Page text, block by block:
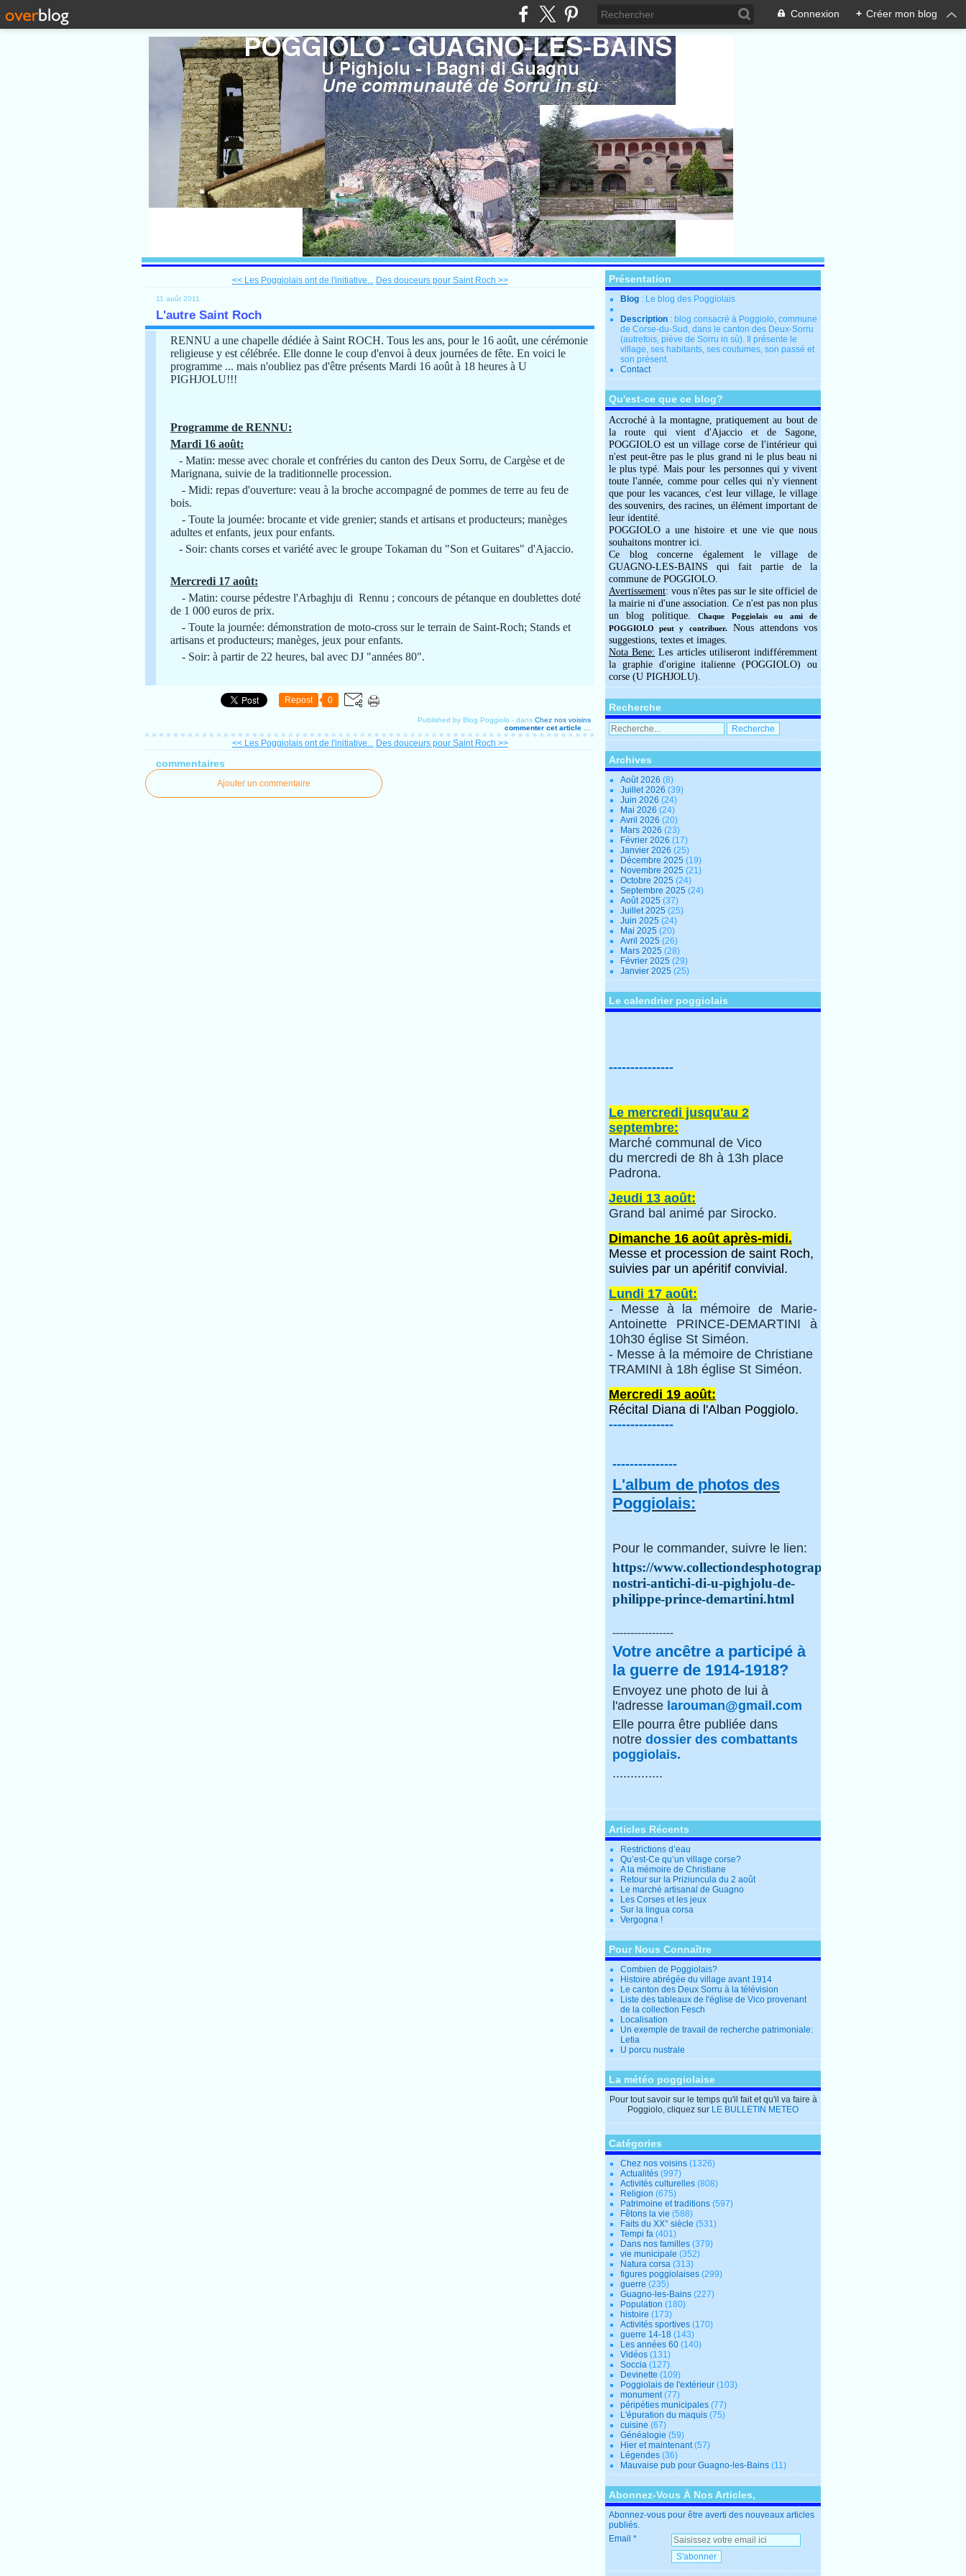
Connexion + Créer mon blog
<< Les Poggiolais ont de l'initiative... Des douceurs pour Saint Roch >>
11 août 2011
L'autre Saint Roch
RENNU a une chapelle dédiée à Saint ROCH. Tous les ans, pour le 16 août, une cérémonie
religieuse y est célébrée. Elle donne le coup d'envoi à deux journées de fête. En voici le
programme ... mais n'oubliez pas d'être présents Mardi 16 août à 18 heures à U
PIGHJOLU!!!
Programme de RENNU:
Mardi 16 août:
- Matin: messe avec chorale et confréries du canton des Deux Sorru, de Cargèse et de
Marignana, suivie de la traditionnelle procession.
- Midi: repas d'ouverture: veau à la broche accompagné de pommes de terre au feu de
bois.
- Toute la journée: brocante et vide grenier; stands et artisans et producteurs; manèges
adultes et enfants, jeux pour enfants.
- Soir: chants corses et variété avec le groupe Tokaman du "Son et Guitares" d'Ajaccio.
Mercredi 17 août:
- Matin: course pédestre l'Arbaghju di Rennu ; concours de pétanque en doublettes doté
de 1 000 euros de prix.
- Toute la journée: démonstration de moto-cross sur le terrain de Saint-Roch; Stands et
artisans et producteurs; manèges, jeux pour enfants.
- Soir: à partir de 22 heures, bal avec DJ "années 80".
Repost 0
Published by Blog Poggiolo - dans Chez nos voisins
commenter cet article
<< Les Poggiolais ont de l'initiative... Des douceurs pour Saint Roch >>
commentaires
Ajouter un commentaire
Présentation
Blog : Le blog des Poggiolais
Description : blog consacré à Poggiolo, commune
de Corse-du-Sud, dans le canton des Deux-Sorru
(autrefois, piève de Sorru in sù). Il présente le
village, ses habitants, ses coutumes, son passé et
son présent.
Contact
Qu'est-ce que ce blog?
Accroché à la montagne, pratiquement au bout de
la route qui vient d'Ajaccio et de Sagone,
POGGIOLO est un village corse de l'intérieur qui
n'est peut-être pas le plus grand ni le plus beau ni
le plus typé. Mais pour les personnes qui y vivent
toute l'année, comme pour celles qui n'y viennent
que pour les vacances, c'est leur village, le village
des souvenirs, des racines, un élément important de
leur identité.
POGGIOLO a une histoire et une vie que nous
souhaitons montrer ici.
Ce blog concerne également le village de
GUAGNO-LES-BAINS qui fait partie de la
commune de POGGIOLO.
Avertissement: vous n'êtes pas sur le site officiel de
la mairie ni d'une association. Ce n'est pas non plus
un blog politique.Chaque Poggiolais ou ami de
POGGIOLO peut y contribuer.Nous attendons vos
suggestions, textes et images.
Nota Bene: Les articles utiliseront indifféremment
la graphie d'origine italienne (POGGIOLO) ou
corse (U PIGHJOLU).
Recherche
Archives
Août 2026 (8)
Juillet 2026 (39)
Juin 2026 (24)
Mai 2026 (24)
Avril 2026 (20)
Mars 2026 (23)
Février 2026 (17)
Janvier 2026 (25)
Décembre 2025 (19)
Novembre 2025 (21)
Octobre 2025 (24)
Septembre 2025 (24)
Août 2025 (37)
Juillet 2025 (25)
Juin 2025 (24)
Mai 2025 (20)
Avril 2025 (26)
Mars 2025 (28)
Février 2025 (29)
Janvier 2025 (25)
Le calendrier poggiolais
---------------
Le mercredi jusqu'au 2
septembre:
Marché communal de Vico
du mercredi de 8h à 13h place
Padrona.
Jeudi 13 août:
Grand bal animé par Sirocko.
Dimanche 16 août après-midi.
Messe et procession de saint Roch,
suivies par un apéritif convivial.
Lundi 17 août:
- Messe à la mémoire de Marie-
Antoinette PRINCE-DEMARTINI à
10h30 église St Siméon.
- Messe à la mémoire de Christiane
TRAMINI à 18h église St Siméon.
Mercredi 19 août:
Récital Diana di l'Alban Poggiolo.
---------------
---------------
L'album de photos des
Poggiolais:
Pour le commander, suivre le lien:
https://www.collectiondesphotographes.com/i-
nostri-antichi-di-u-pighjolu-de-
philippe-prince-demartini.html
-----------------
Votre ancêtre a participé à
la guerre de 1914-1918?
Envoyez une photo de lui à
l'adresse larouman@gmail.com
Elle pourra être publiée dans
notre dossier des combattants
poggiolais.
..............
Articles Récents
Restrictions d’eau
Qu’est-Ce qu’un village corse?
A la mémoire de Christiane
Retour sur la Priziuncula du 2 août
Le marché artisanal de Guagno
Les Corses et les jeux
Sur la lingua corsa
Vergogna !
Pour Nous Connaître
Combien de Poggiolais?
Histoire abrégée du village avant 1914
Le canton des Deux Sorru à la télévision
Liste des tableaux de l'église de Vico provenant
de la collection Fesch
Localisation
Un exemple de travail de recherche patrimoniale:
Letia
U porcu nustrale
La météo poggiolaise
Pour tout savoir sur le temps qu'il fait et qu'il va faire à
Poggiolo, cliquez sur LE BULLETIN METEO
Catégories
Chez nos voisins (1326)
Actualités (997)
Activités culturelles (808)
Religion (675)
Patrimoine et traditions (597)
Fêtons la vie (588)
Faits du XX° siècle (531)
Tempi fa (401)
Dans nos familles (379)
vie municipale (352)
Natura corsa (313)
figures poggiolaises (299)
guerre (235)
Guagno-les-Bains (227)
Population (180)
histoire (173)
Activités sportives (170)
guerre 14-18 (143)
Les années 60 (140)
Vidéos (131)
Soccia (127)
Devinette (109)
Poggiolais de l'extérieur (103)
monument(77)
péripéties municipales (77)
L'épuration du maquis (75)
cuisine (67)
Généalogie (59)
Hier et maintenant(57)
Légendes (36)
Mauvaise pub pour Guagno-les-Bains (11)
Abonnez-Vous À Nos Articles,
Abonnez-vous pour être averti des nouveaux articles
publiés.
Email